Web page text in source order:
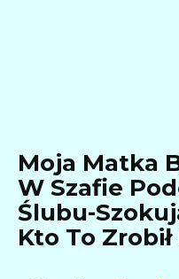
Moja Matka
W Szafie
Ślubu-
Kto To